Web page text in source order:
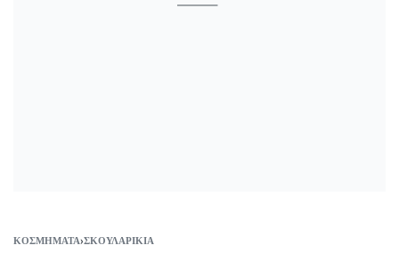
ΚΟΣΜΉΜΑΤΑ›ΣΚΟΥΛΑΡΊΚΙΑ